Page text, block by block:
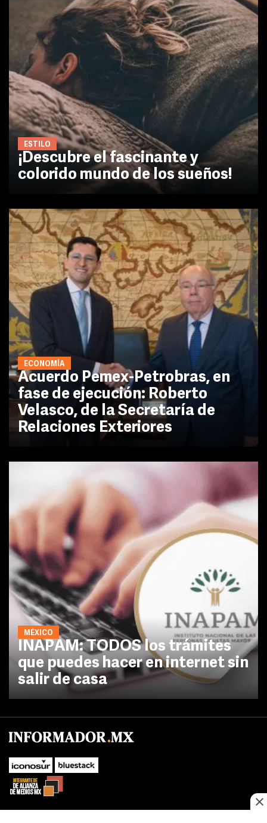
ESTILO
¡Descubre el fascinante y
colorido mundo de los sueños!
ECONOMÍA
Acuerdo Pemex-Petrobras, en
fase de ejecución: Roberto
Velasco, de la Secretaría de
Relaciones Exteriores
MÉXICO
INAPAM: TODOS los trámites
que puedes hacer en internet sin
salir de casa